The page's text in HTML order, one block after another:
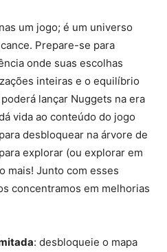
um jogo; é um universo
Prepare-se para
onde suas escolhas
inteiras e o equilíbrio
lançar Nuggets na era
vida ao conteúdo do jogo
desbloquear na árvore de
explorar (ou explorar em
mais! Junto com esses
concentramos em melhorias
: desbloqueie o mapa